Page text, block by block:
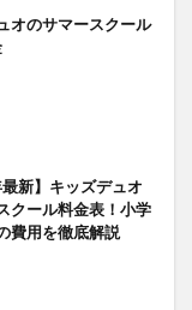
オのサマースクール
最新】キッズデュオ
クール料金表！小学
費用を徹底解説